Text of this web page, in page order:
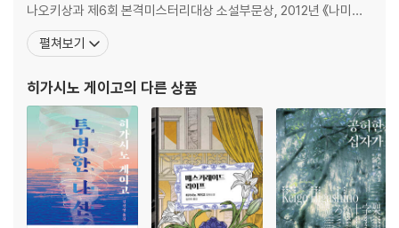
나오키상과 제6회 본격미스터리대상 소설부문상, 2012년 《나미야
잡화점의 기적》으로 제7회 중앙공론문예상, 2013년 《몽환화》로 제
26회 시바타렌자부로상, 2014년 《기도의 막이 내릴 때》로 제48회
플라스의 마녀》 《가면산장 살인사건》
펼쳐보기
히가시노 게이고의 다른 상품